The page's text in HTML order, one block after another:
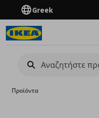
Greek
Προϊόντα